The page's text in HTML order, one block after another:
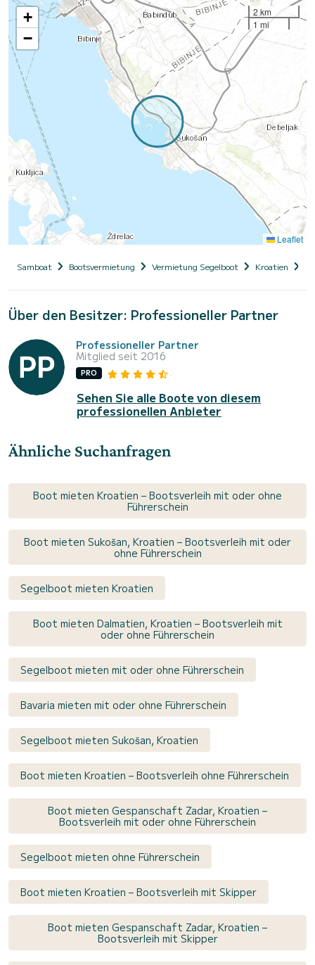
+
−
2 km
1 mi
Leaflet
Samboat Bootsvermietung Vermietung Segelboot Kroatien
Über den Besitzer: Professioneller Partner
Professioneller Partner
Mitglied seit 2016
PRO
Sehen Sie alle Boote von diesem
professionellen Anbieter
Ähnliche Suchanfragen
Boot mieten Kroatien – Bootsverleih mit oder ohne
Führerschein
Boot mieten Sukošan, Kroatien – Bootsverleih mit oder
ohne Führerschein
Segelboot mieten Kroatien
Boot mieten Dalmatien, Kroatien – Bootsverleih mit
oder ohne Führerschein
Segelboot mieten mit oder ohne Führerschein
Bavaria mieten mit oder ohne Führerschein
Segelboot mieten Sukošan, Kroatien
Boot mieten Kroatien – Bootsverleih ohne Führerschein
Boot mieten Gespanschaft Zadar, Kroatien –
Bootsverleih mit oder ohne Führerschein
Segelboot mieten ohne Führerschein
Boot mieten Kroatien – Bootsverleih mit Skipper
Boot mieten Gespanschaft Zadar, Kroatien –
Bootsverleih mit Skipper